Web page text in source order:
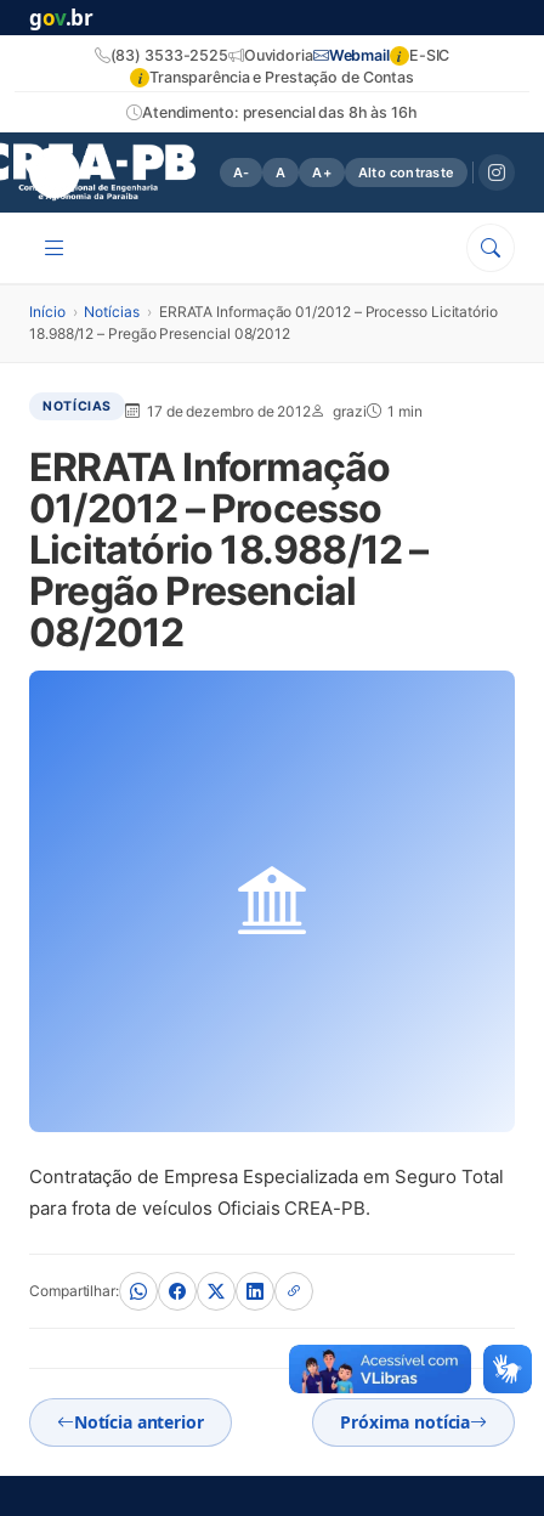
gov.br
Atendimento: presencial das 8h às 16h
(83) 3533-2525 Ouvidoria Webmail i E-SIC
i Transparência e Prestação de Contas
A- A A+ Alto contraste
Início › Notícias › ERRATA Informação 01/2012 – Processo Licitatório
18.988/12 – Pregão Presencial 08/2012
NOTÍCIAS 17 de dezembro de 2012 grazi 1 min
ERRATA Informação
01/2012 – Processo
Licitatório 18.988/12 –
Pregão Presencial
08/2012
Contratação de Empresa Especializada em Seguro Total
para frota de veículos Oficiais CREA-PB.
Compartilhar:
Notícia anterior Próxima notícia